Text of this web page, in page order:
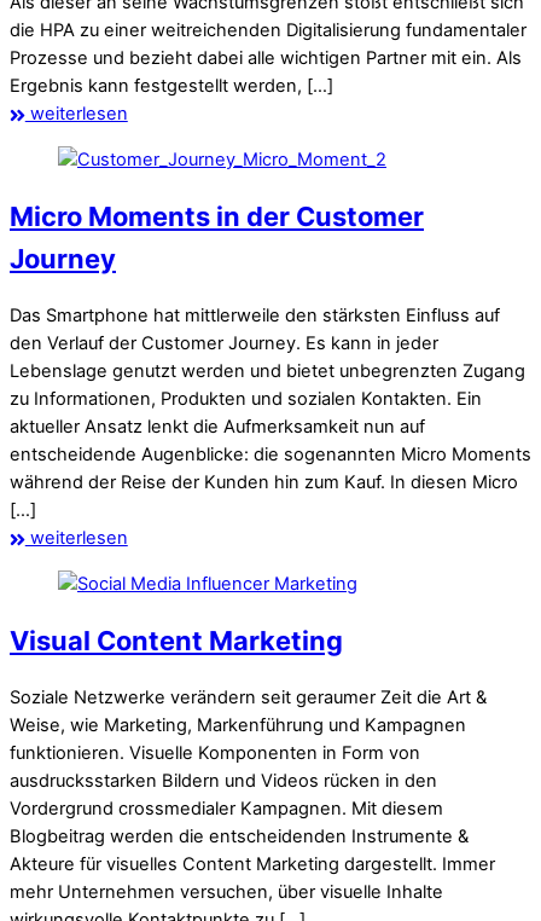
die HPA zu einer weitreichenden Digitalisierung fundamentaler
Prozesse und bezieht dabei alle wichtigen Partner mit ein. Als
Ergebnis kann festgestellt werden, […]
weiterlesen
Micro Moments in der Customer
Journey
Das Smartphone hat mittlerweile den stärksten Einfluss auf
den Verlauf der Customer Journey. Es kann in jeder
Lebenslage genutzt werden und bietet unbegrenzten Zugang
zu Informationen, Produkten und sozialen Kontakten. Ein
aktueller Ansatz lenkt die Aufmerksamkeit nun auf
entscheidende Augenblicke: die sogenannten Micro Moments
während der Reise der Kunden hin zum Kauf. In diesen Micro
[…]
weiterlesen
Visual Content Marketing
Soziale Netzwerke verändern seit geraumer Zeit die Art &
Weise, wie Marketing, Markenführung und Kampagnen
funktionieren. Visuelle Komponenten in Form von
ausdrucksstarken Bildern und Videos rücken in den
Vordergrund crossmedialer Kampagnen. Mit diesem
Blogbeitrag werden die entscheidenden Instrumente &
Akteure für visuelles Content Marketing dargestellt. Immer
mehr Unternehmen versuchen, über visuelle Inhalte